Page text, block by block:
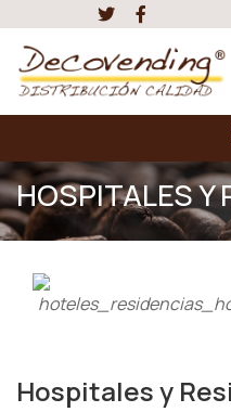
HOSPITALES Y
Hospitales y